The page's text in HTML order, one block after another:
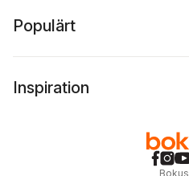
Populärt
Inspiration
Bokus